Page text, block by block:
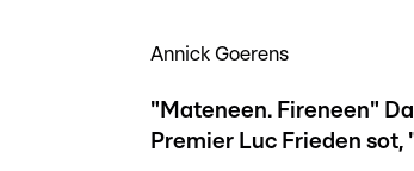
Annick Goerens
"Mateneen. Fireneen"
Premier Luc Frieden